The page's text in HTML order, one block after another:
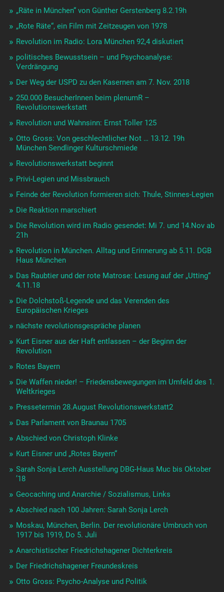
„Räte in München“ von Günther Gerstenberg 8.2.19h
„Rote Räte“, ein Film mit Zeitzeugen von 1978
Revolution im Radio: Lora München 92,4 diskutiert
politisches Bewusstsein – und Psychoanalyse:
Verdrängung
Der Weg der USPD zu den Kasernen am 7. Nov. 2018
250.000 BesucherInnen beim plenumR –
Revolutionswerkstatt
Revolution und Wahnsinn: Ernst Toller 125
Otto Gross: Von geschlechtlicher Not … 13.12. 19h
München Sendlinger Kulturschmiede
Revolutionswerkstatt beginnt
Privi-Legien und Missbrauch
Feinde der Revolution formieren sich: Thule, Stinnes-Legien
Die Reaktion marschiert
Die Revolution wird im Radio gesendet: Mi 7. und 14.Nov ab
21h
Revolution in München. Alltag und Erinnerung ab 5.11. DGB
Haus München
Das Raubtier und der rote Matrose: Lesung auf der „Utting“
4.11.18
Die Dolchstoß-Legende und das Verenden des
Europäischen Krieges
nächste revolutionsgespräche planen
Kurt Eisner aus der Haft entlassen – der Beginn der
Revolution
Rotes Bayern
Die Waffen nieder! – Friedensbewegungen im Umfeld des 1.
Weltkrieges
Pressetermin 28.August Revolutionswerkstatt2
Das Parlament von Braunau 1705
Abschied von Christoph Klinke
Kurt Eisner und „Rotes Bayern“
Sarah Sonja Lerch Ausstellung DBG-Haus Muc bis Oktober
’18
Geocaching und Anarchie / Sozialismus, Links
Abschied nach 100 Jahren: Sarah Sonja Lerch
Moskau, München, Berlin. Der revolutionäre Umbruch von
1917 bis 1919, Do 5. Juli
Anarchistischer Friedrichshagener Dichterkreis
Der Friedrichshagener Freundeskreis
Otto Gross: Psycho-Analyse und Politik